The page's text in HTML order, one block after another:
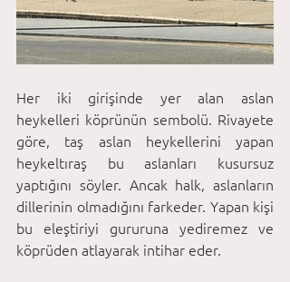
Her iki girişinde yer alan aslan
heykelleri köprünün sembolü. Rivayete
göre, taş aslan heykellerini yapan
heykeltıraş bu aslanları kusursuz
yaptığını söyler. Ancak halk, aslanların
dillerinin olmadığını farkeder. Yapan kişi
bu eleştiriyi gururuna yediremez ve
köprüden atlayarak intihar eder.